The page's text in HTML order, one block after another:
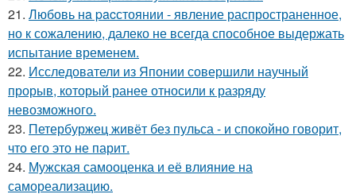
21. Любовь нa pacстоянии - явление распространенное,
но к сожалению, далеко не всегда способное выдержать
испытание временем.
22. Исследователи из Японии совершили научный
прорыв, который ранее относили к разряду
невозможного.
23. Петербуржец живёт без пульса - и спокойно говорит,
что его это не парит.
24. Мужская самооценка и её влияние на
самореализацию.